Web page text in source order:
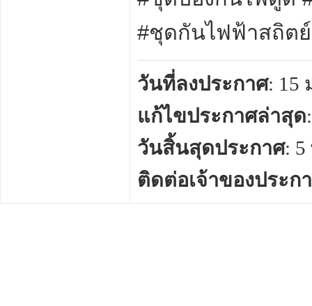
#ชุดกันไฟฟ้าสถิตย์
วันที่ลงประกาศ: 15
แก้ไขประกาศล่าสุด
วันสิ้นสุดประกาศ: 5
ติดต่อเจ้าของประก